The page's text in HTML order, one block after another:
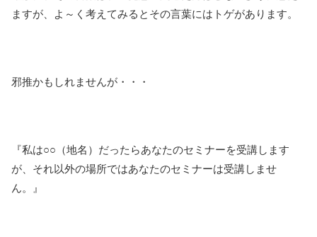
ますが、よ～く考えてみるとその言葉にはトゲがあります。
邪推かもしれませんが・・・
『私は○○（地名）だったらあなたのセミナーを受講します
が、それ以外の場所ではあなたのセミナーは受講しませ
ん。』